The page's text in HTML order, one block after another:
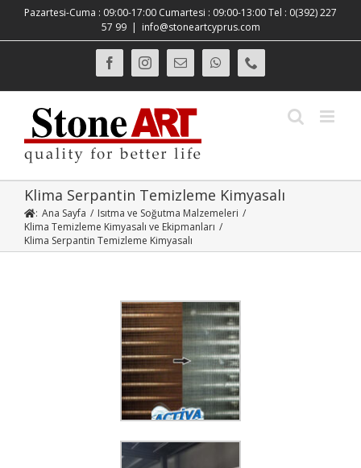
content
Pazartesi-Cuma : 09:00-17:00 Cumartesi : 09:00-13:00 Tel : 0(392) 227
57 99 | info@stoneartcyprus.com
FacebookInstagram
E-
posta
WhatsApp
Klima Serpantin Temizleme Kimyasalı
: Ana Sayfa / Isıtma ve Soğutma Malzemeleri /
Klima Temizleme Kimyasalı ve Ekipmanları /
Klima Serpantin Temizleme Kimyasalı